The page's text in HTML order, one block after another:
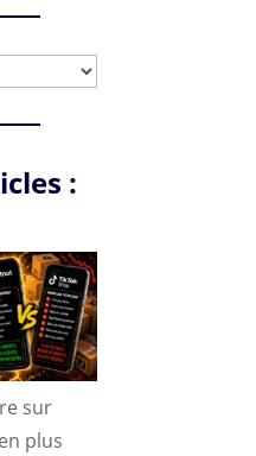
:
sur
plus